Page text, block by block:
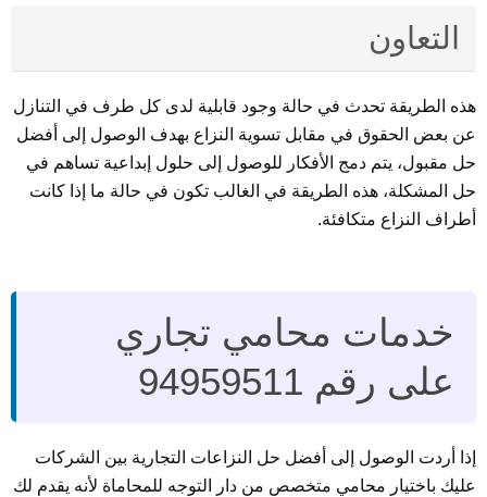
التعاون
هذه الطريقة تحدث في حالة وجود قابلية لدى كل طرف في التنازل
عن بعض الحقوق في مقابل تسوية النزاع بهدف الوصول إلى أفضل
حل مقبول، يتم دمج الأفكار للوصول إلى حلول إبداعية تساهم في
حل المشكلة، هذه الطريقة في الغالب تكون في حالة ما إذا كانت
أطراف النزاع متكافئة.
خدمات محامي تجاري
على رقم 94959511
إذا أردت الوصول إلى أفضل حل النزاعات التجارية بين الشركات
عليك باختيار محامي متخصص من دار التوجه للمحاماة لأنه يقدم لك